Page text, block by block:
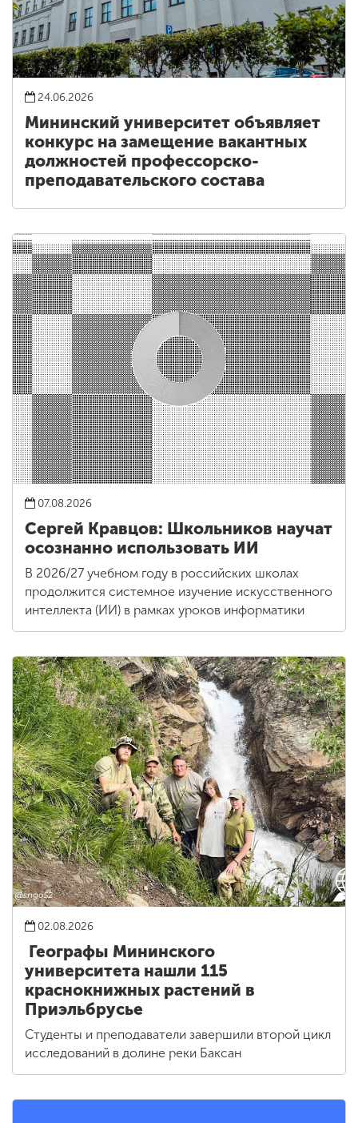
24.06.2026
Мининский университет объявляет
конкурс на замещение вакантных
должностей профессорско-
преподавательского состава
07.08.2026
Сергей Кравцов: Школьников научат
осознанно использовать ИИ
В 2026/27 учебном году в российских школах
продолжится системное изучение искусственного
интеллекта (ИИ) в рамках уроков информатики
02.08.2026
Географы Мининского
университета нашли 115
краснокнижных растений в
Приэльбрусье
Студенты и преподаватели завершили второй цикл
исследований в долине реки Баксан